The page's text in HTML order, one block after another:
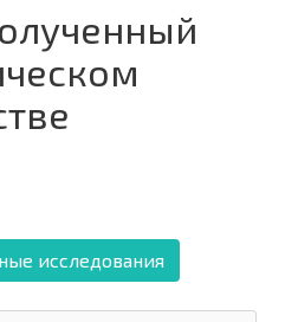
исследования